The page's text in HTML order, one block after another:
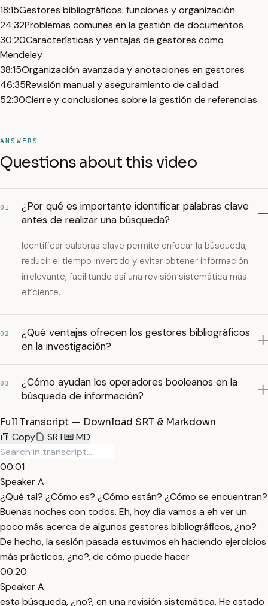
18:15Gestores bibliográficos: funciones y organización
24:32Problemas comunes en la gestión de documentos
30:20Características y ventajas de gestores como
Mendeley
38:15Organización avanzada y anotaciones en gestores
46:35Revisión manual y aseguramiento de calidad
52:30Cierre y conclusiones sobre la gestión de referencias
ANSWERS
Questions about this video
01
¿Por qué es importante identificar palabras clave
antes de realizar una búsqueda?
Identificar palabras clave permite enfocar la búsqueda,
reducir el tiempo invertido y evitar obtener información
irrelevante, facilitando así una revisión sistemática más
eficiente.
02
¿Qué ventajas ofrecen los gestores bibliográficos
en la investigación?
03
¿Cómo ayudan los operadores booleanos en la
búsqueda de información?
Full Transcript — Download SRT & Markdown
Copy
SRT MD
00:01
Speaker A
¿Qué tal? ¿Cómo es? ¿Cómo están? ¿Cómo se encuentran?
Buenas noches con todos. Eh, hoy día vamos a eh ver un
poco más acerca de algunos gestores bibliográficos, ¿no?
De hecho, la sesión pasada estuvimos eh haciendo ejercicios
más prácticos, ¿no?, de cómo puede hacer
00:20
Speaker A
esta búsqueda, ¿no?, en una revisión sistemática. He estado